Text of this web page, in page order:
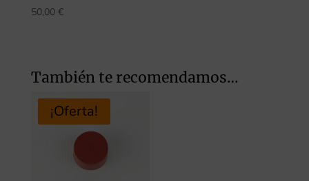
50,00 €
También te recomendamos…
¡Oferta!